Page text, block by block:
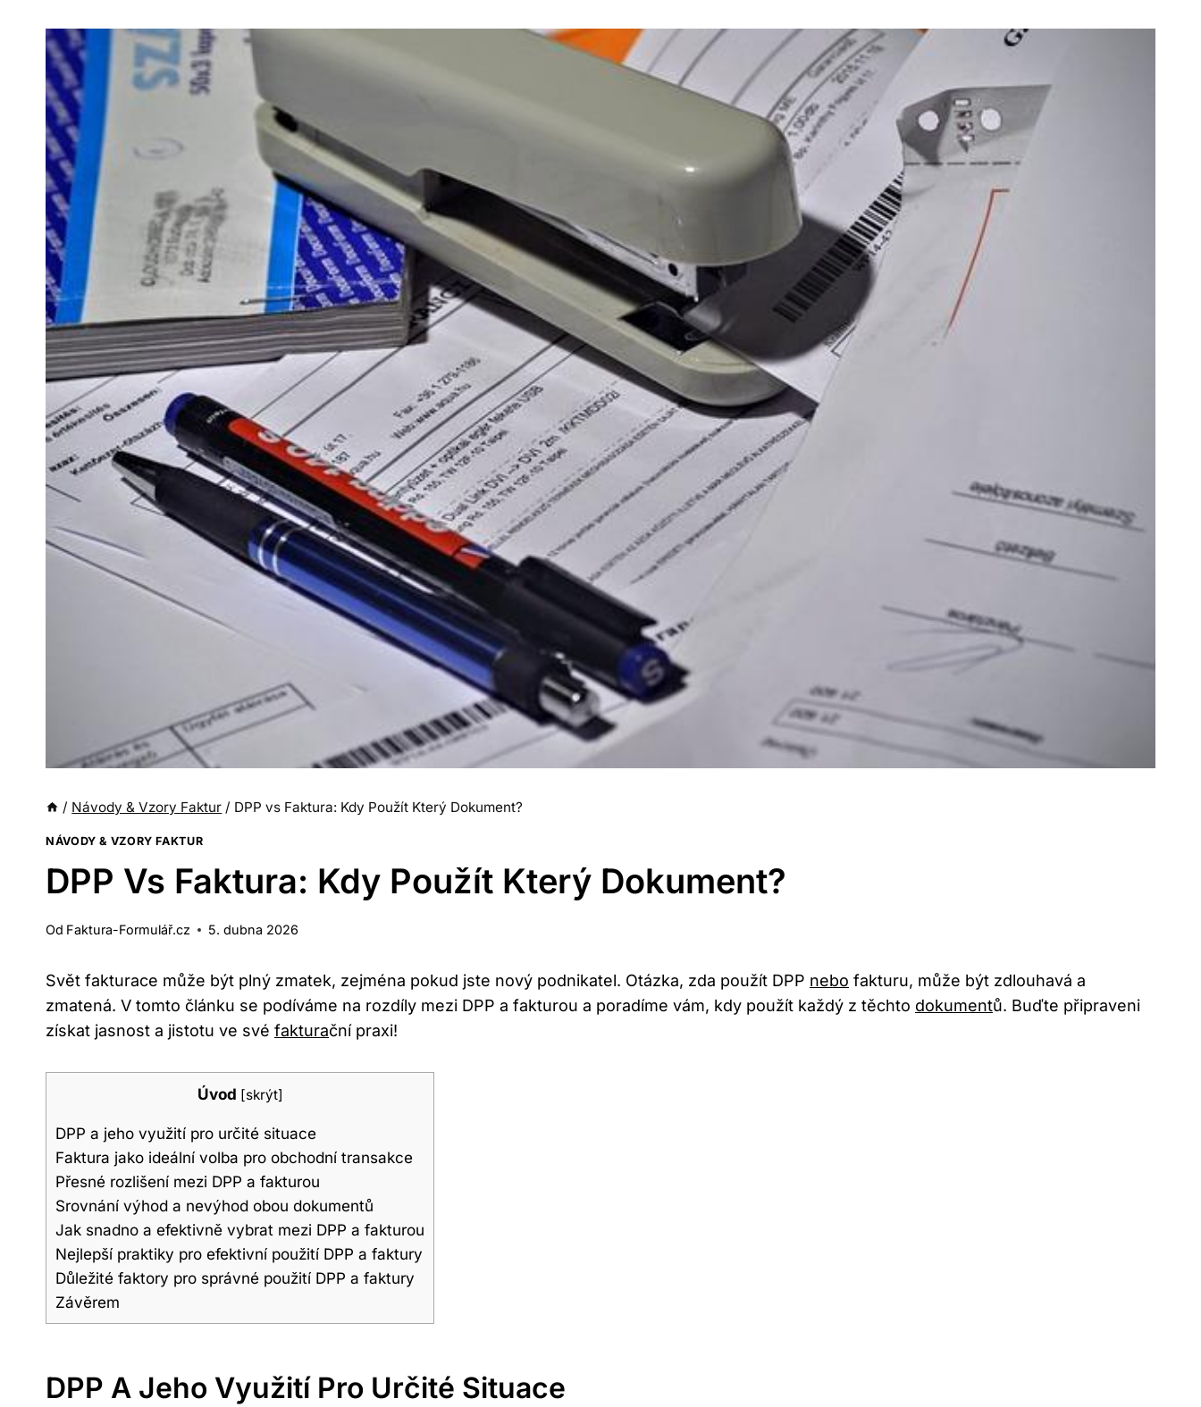
/ Návody & Vzory Faktur / DPP vs Faktura: Kdy Použít Který Dokument?
NÁVODY & VZORY FAKTUR
DPP Vs Faktura: Kdy Použít Který Dokument?
Od Faktura-Formulář.cz 5. dubna 2026
Svět fakturace může být plný zmatek, zejména pokud jste nový podnikatel. Otázka, zda použít DPP nebo fakturu, může být zdlouhavá a
zmatená. V tomto článku se podíváme na rozdíly mezi DPP a fakturou a poradíme vám, kdy použít každý z těchto dokumentů. Buďte připraveni
získat jasnost a jistotu ve své fakturační praxi!
Úvod [skrýt]
DPP a jeho využití pro určité situace
Faktura jako ideální volba pro obchodní transakce
Přesné rozlišení mezi DPP a fakturou
Srovnání výhod a nevýhod obou dokumentů
Jak snadno a efektivně vybrat mezi DPP a fakturou
Nejlepší praktiky pro efektivní použití DPP a faktury
Důležité faktory pro správné použití DPP a faktury
Závěrem
DPP A Jeho Využití Pro Určité Situace